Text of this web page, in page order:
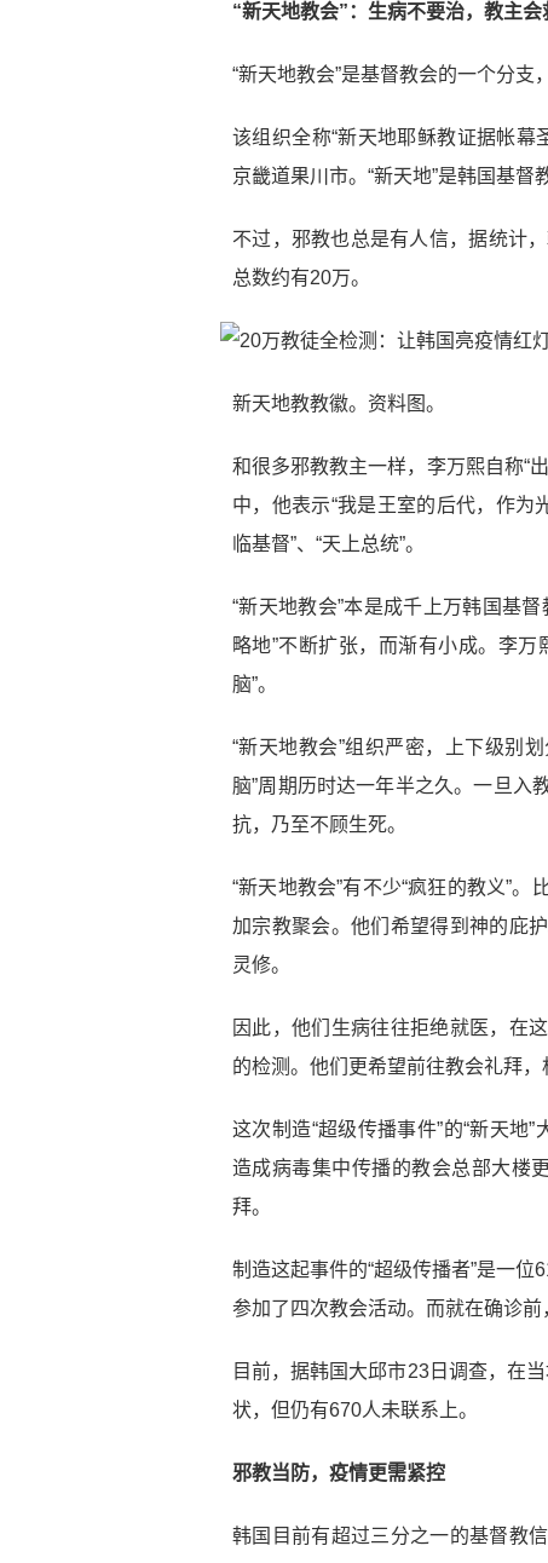
“新天地教会”：生病不要治，教主会
“新天地教会”是基督教会的一个分支
该组织全称“新天地耶稣教证据帐幕
京畿道果川市。“新天地”是韩国基督
不过，邪教也总是有人信，据统计
总数约有20万。
新天地教教徽。资料图。
和很多邪教教主一样，李万熙自称“
中，他表示“我是王室的后代，作为
临基督”、“天上总统”。
“新天地教会”本是成千上万韩国基
略地”不断扩张，而渐有小成。李
脑”。
“新天地教会”组织严密，上下级别
脑”周期历时达一年半之久。一旦入
抗，乃至不顾生死。
“新天地教会”有不少“疯狂的教义”
加宗教聚会。他们希望得到神的庇
灵修。
因此，他们生病往往拒绝就医，在
的检测。他们更希望前往教会礼拜，
这次制造“超级传播事件”的“新天地
造成病毒集中传播的教会总部大楼
拜。
制造这起事件的“超级传播者”是一位
参加了四次教会活动。而就在确诊前
目前，据韩国大邱市23日调查，在
状，但仍有670人未联系上。
邪教当防，疫情更需紧控
韩国目前有超过三分之一的基督教